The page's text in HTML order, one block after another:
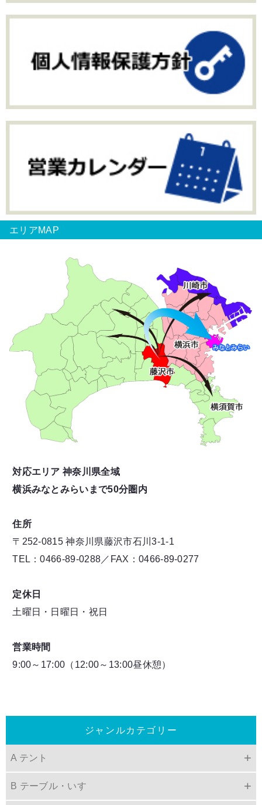
ジャンルカテゴリー
A テント
B テーブル・いす
エリアMAP
対応エリア 神奈川県全域
横浜みなとみらいまで50分圏内
住所
〒252-0815 神奈川県藤沢市石川3-1-1
TEL：0466-89-0288／FAX：0466-89-0277
定休日
土曜日・日曜日・祝日
営業時間
9:00～17:00（12:00～13:00昼休憩）